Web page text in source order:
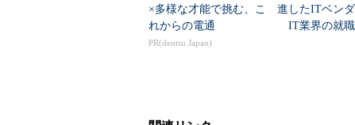
アナリティクス――海洋船舶の
アナリティクスでは、例えば企業
ステム）など一定のルールに基づ
迅速にデータを統合、可視化できる
×多様な才能で挑む、こ
れからの電通
PR(dentsu Japan)
進したITベン
IT業界の就